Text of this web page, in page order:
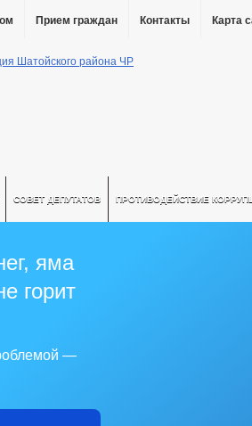
Прием граждан Контакты Карта
СОВЕТ ДЕПУТАТОВ ПРОТИВОДЕЙСТВИЕ
яма
горит
—